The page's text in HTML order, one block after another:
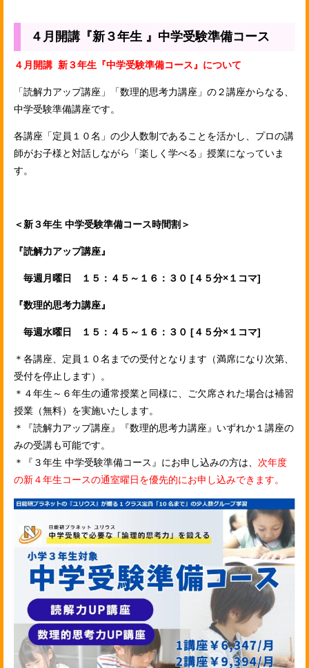
４月開講『新３年生 』中学受験準備コース
４月開講 新３年生『中学受験準備コース』について
「読解力アップ講座」「数理的思考力講座」の２講座からなる、
中学受験準備講座です。
各講座「定員１０名」の少人数制であることを活かし、プロの講
師がお子様と対話しながら「楽しく学べる」授業になっていま
す。
＜新３年生 中学受験準備コース時間割＞
『読解力アップ講座』
毎週月曜日 １５：４５～１６：３０ [４５分×１コマ]
『数理的思考力講座』
毎週水曜日 １５：４５～１６：３０ [４５分×１コマ]
＊各講座、定員１０名までの受付となります（満席になり次第、
受付を停止します）。
＊４年生～６年生の通常授業と同様に、ご欠席された場合は補習
授業（無料）を実施いたします。
＊『読解力アップ講座』『数理的思考力講座』いずれか１講座の
みの受講も可能です。
＊『３年生 中学受験準備コース』にお申し込みの方は、 次年度
の新４年生コースの通室曜日を優先的にお申し込みできます。